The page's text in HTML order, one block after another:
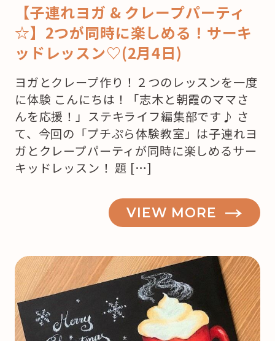
【子連れヨガ & クレープパーティ
☆】2つが同時に楽しめる！サーキ
ッドレッスン♡(2月4日)
ヨガとクレープ作り！２つのレッスンを一度
に体験 こんにちは！「志木と朝霞のママさ
んを応援！」ステキライフ編集部です♪ さ
て、今回の「プチぷら体験教室」は子連れヨ
ガとクレープパーティが同時に楽しめるサー
キッドレッスン！ 題 […]
VIEW MORE